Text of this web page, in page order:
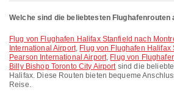
Welche sind die beliebtesten Flughafenrouten
Flug von Flughafen Halifax Stanfield nach Montreal Pierre Elliott Trudeau
International Airport, Flug von Flughafen Halifax
Pearson International Airport, Flug von
Billy Bishop Toronto City Airportsind die
Halifax. Diese Routen bieten bequeme
Reise.